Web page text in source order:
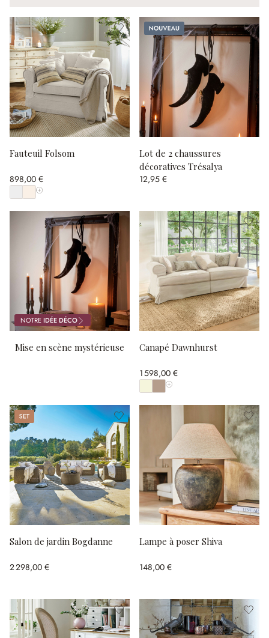
Fauteuil Folsom
898,00 €
Afficher toutes les couleurs
Nouveau
Lot de 2 chaussures
décoratives Trésalya
12,95 €
NOTREIDÉE DÉCO
Mise en scène mystérieuse Canapé Dawnhurst
1 598,00 €
Afficher toutes les couleurs
Set
Salon de jardin Bogdanne
2 298,00 €
Lampe à poser Shiva
148,00 €